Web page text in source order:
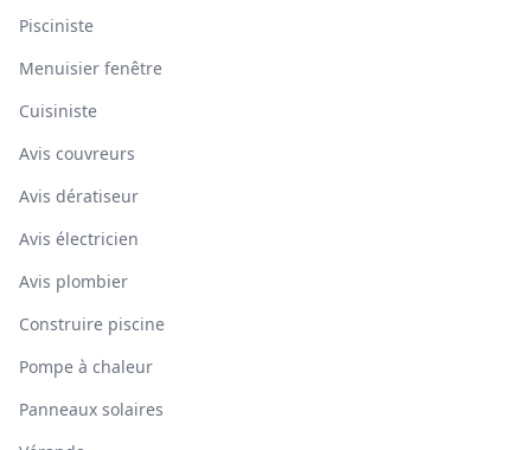
Pisciniste
Menuisier fenêtre
Cuisiniste
Avis couvreurs
Avis dératiseur
Avis électricien
Avis plombier
Construire piscine
Pompe à chaleur
Panneaux solaires